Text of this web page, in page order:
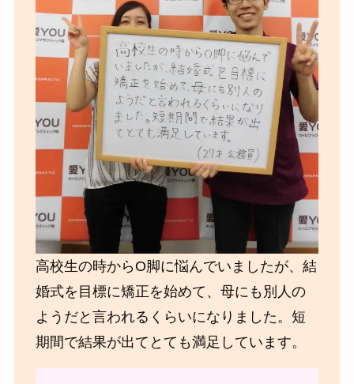
高校生の時からО脚に悩んでいましたが、結
婚式を目標に矯正を始めて、母にも別人の
ようだと言われるくらいになりました。短
期間で結果が出てとても満足しています。